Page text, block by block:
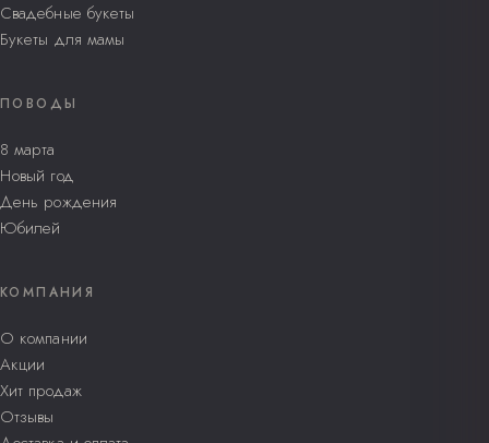
Свадебные букеты
Букеты для мамы
ПОВОДЫ
8 марта
Новый год
День рождения
Юбилей
КОМПАНИЯ
О компании
Акции
Хит продаж
Отзывы